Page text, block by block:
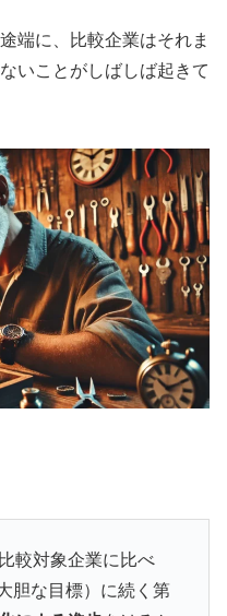
端に、比較企業はそれま
いことがしばしば起きて
較対象企業に比べ
胆な目標）に続く第